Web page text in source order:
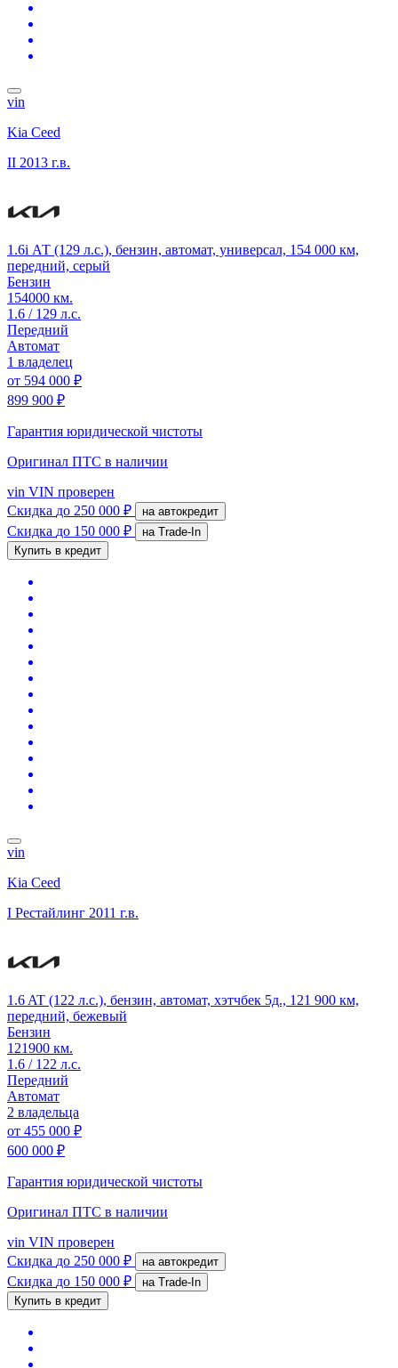
vin
Kia Ceed
II 2013 г.в.
1.6i АТ (129 л.с.), бензин, автомат, универсал, 154 000 км,
передний, серый
Бензин
154000 км.
1.6 / 129 л.с.
Передний
Автомат
1 владелец
от 594 000 ₽
899 900 ₽
Гарантия юридической чистоты
Оригинал ПТС в наличии
vin VIN проверен
Скидка до 250 000 ₽ на автокредит
Скидка до 150 000 ₽
на Trade-In
Купить в кредит
vin
Kia Ceed
I Рестайлинг 2011 г.в.
1.6 AT (122 л.с.), бензин, автомат, хэтчбек 5д., 121 900 км,
передний, бежевый
Бензин
121900 км.
1.6 / 122 л.с.
Передний
Автомат
2 владельца
от 455 000 ₽
600 000 ₽
Гарантия юридической чистоты
Оригинал ПТС в наличии
vin VIN проверен
Скидка до 250 000 ₽ на автокредит
Скидка до 150 000 ₽
на Trade-In
Купить в кредит